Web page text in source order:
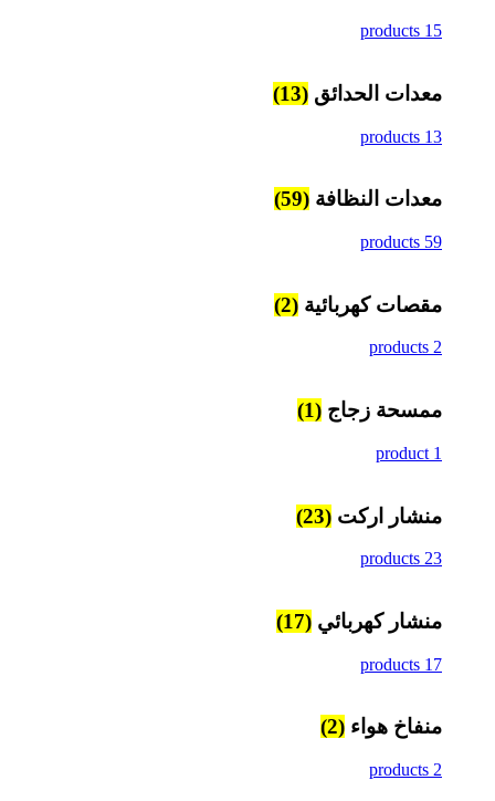
15 products
معدات الحدائق (13)
13 products
معدات النظافة (59)
59 products
مقصات كهربائية (2)
2 products
ممسحة زجاج (1)
1 product
منشار اركت (23)
23 products
منشار كهربائي (17)
17 products
منفاخ هواء (2)
2 products